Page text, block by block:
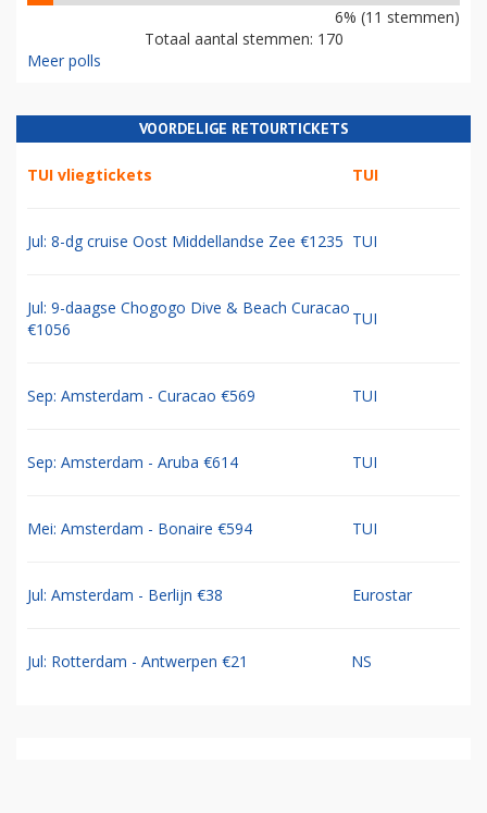
6% (11 stemmen)
Totaal aantal stemmen: 170
Meer polls
VOORDELIGE RETOURTICKETS
TUI vliegtickets TUI
Jul: 8-dg cruise Oost Middellandse Zee €1235 TUI
Jul: 9-daagse Chogogo Dive & Beach Curacao
€1056
TUI
Sep: Amsterdam - Curacao €569 TUI
Sep: Amsterdam - Aruba €614 TUI
Mei: Amsterdam - Bonaire €594 TUI
Jul: Amsterdam - Berlijn €38 Eurostar
Jul: Rotterdam - Antwerpen €21 NS